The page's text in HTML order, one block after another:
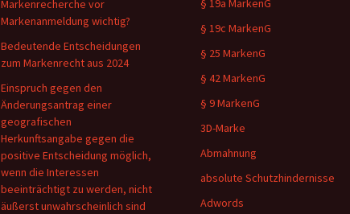
Markenrecherche vor
Markenanmeldung wichtig?
Bedeutende Entscheidungen
zum Markenrecht aus 2024
Einspruch gegen den
Änderungsantrag einer
geografischen
Herkunftsangabe gegen die
positive Entscheidung möglich,
wenn die Interessen
beeinträchtigt zu werden, nicht
äußerst unwahrscheinlich sind
§ 19a MarkenG
§ 19c MarkenG
§ 25 MarkenG
§ 42 MarkenG
§ 9 MarkenG
3D-Marke
Abmahnung
absolute Schutzhindernisse
Adwords